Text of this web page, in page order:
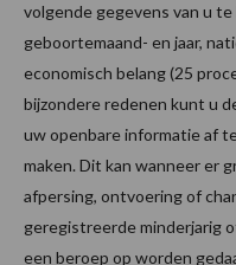
volgende gegevens van u
geboortemaand- en jaar,
economisch belang (25
bijzondere redenen kunt u
uw openbare informatie af
maken. Dit kan wanneer er
afpersing, ontvoering of
geregistreerde minderjarig
een beroep op worden